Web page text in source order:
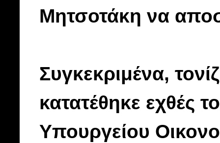
Μητσοτάκη να
Συγκεκριμένα,
κατατέθηκε εχθές
Υπουργείου